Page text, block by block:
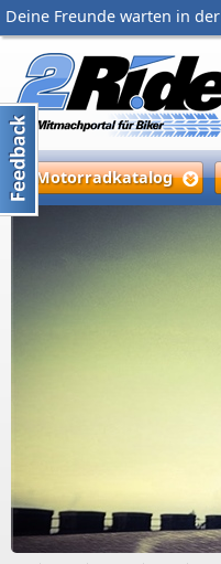
Deine Freunde warten in der
Motorradkatalog